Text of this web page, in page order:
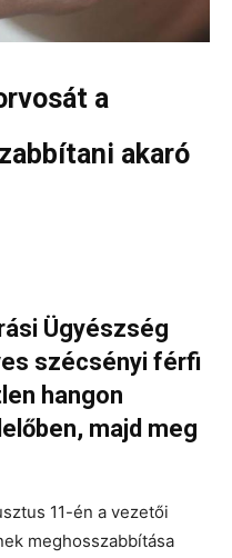
a
akaró
Ügyészség
szécsényi férfi
hangon
majd meg
11-én a vezetői
meghosszabbítása